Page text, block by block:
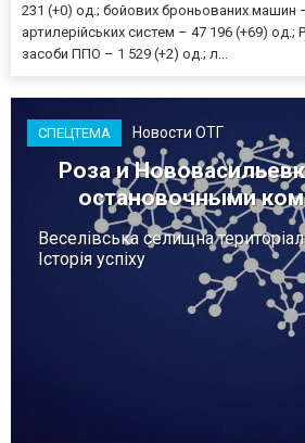
231 (+0) од.; бойових броньованих машин
артилерійських систем – 47 196 (+69) од.;
засоби ППО – 1 529 (+2) од.; л...
СПЕЦТЕМА Новости ОТГ
Роза и
остановочными
Веселівська селищна
Історія успіху